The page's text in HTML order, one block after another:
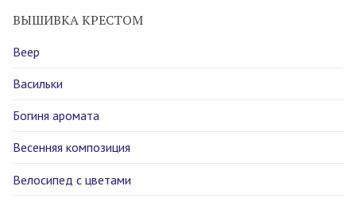
ВЫШИВКА КРЕСТОМ
Веер
Васильки
Богиня аромата
Весенняя композиция
Велосипед с цветами